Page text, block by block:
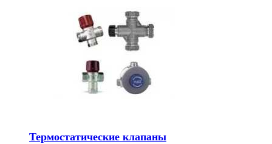
Термостатические клапаны